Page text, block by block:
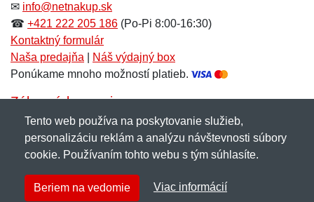
✉ info@netnakup.sk
☎ +421 222 205 186 (Po-Pi 8:00-16:30)
Kontaktný formulár
Naša predajňa
Náš výdajný box
Ponúkame mnoho možností platieb.
Zákaznícky servis
Novinky emailom
Copyright © 2007-2026 (19 rokov s vami)Netnakup.sk
Tento web používa na poskytovanie služieb,
personalizáciu reklám a analýzu návštevnosti súbory
cookie. Používaním tohto webu s tým súhlasíte.
Beriem na vedomie Viac informácií